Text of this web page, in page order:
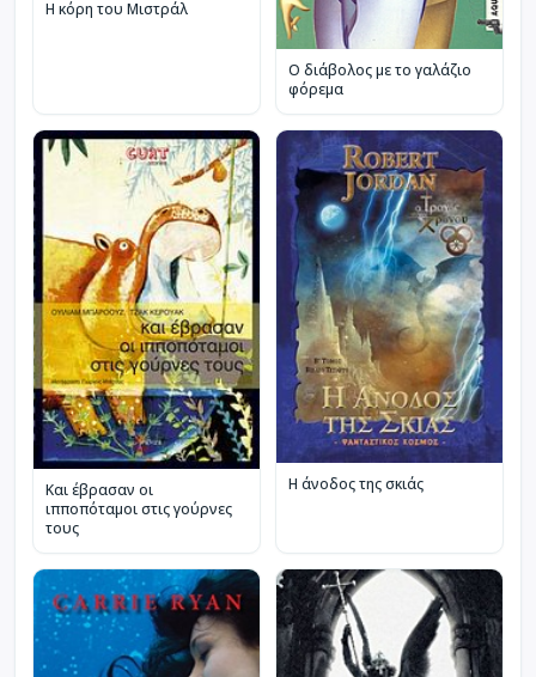
Η κόρη του Μιστράλ
Ο διάβολος με το γαλάζιο
φόρεμα
Και έβρασαν οι
ιπποπόταμοι στις γούρνες
τους
Η άνοδος της σκιάς